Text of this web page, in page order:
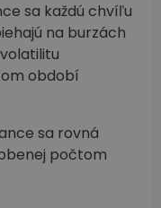
sa každú chvíľu
na burzách
období
sa rovná
počtom